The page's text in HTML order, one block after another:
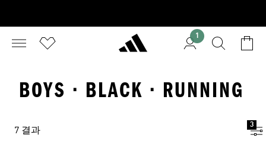
1
BOYS · BLACK · RUNNING
7 결과
3